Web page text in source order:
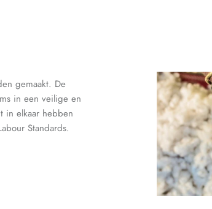
gemaakt. De
in een veilige en
in elkaar hebben
Standards.